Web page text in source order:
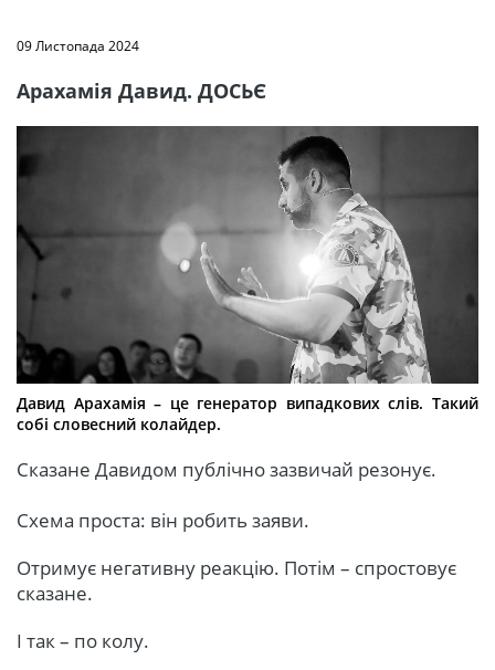
09 Листопада 2024
Арахамія Давид. ДОСЬЄ
Давид Арахамія – це генератор випадкових слів. Такий
собі словесний колайдер.
Сказане Давидом публічно зазвичай резонує.
Схема проста: він робить заяви.
Отримує негативну реакцію. Потім – спростовує
сказане.
І так – по колу.